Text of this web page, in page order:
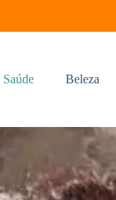
Saúde Beleza